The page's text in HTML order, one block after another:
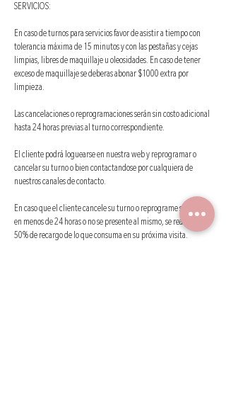
SERVICIOS:
En caso de turnos para servicios favor de asistir a tiempo con
tolerancia máxima de 15 minutos y con las pestañas y cejas
limpias, libres de maquillaje u oleosidades. En caso de tener
exceso de maquillaje se deberas abonar $1000 extra por
limpieza.
Las cancelaciones o reprogramaciones serán sin costo adicional
hasta 24 horas previas al turno correspondiente.
El cliente podrá loguearse en nuestra web y reprogramar o
cancelar su turno o bien contactandose por cualquiera de
nuestros canales de contacto.
En caso que el cliente cancele su turno o reprograme su turno
en menos de 24 horas o no se presente al mismo, se realizará un
50% de recargo de lo que consuma en su próxima visita.